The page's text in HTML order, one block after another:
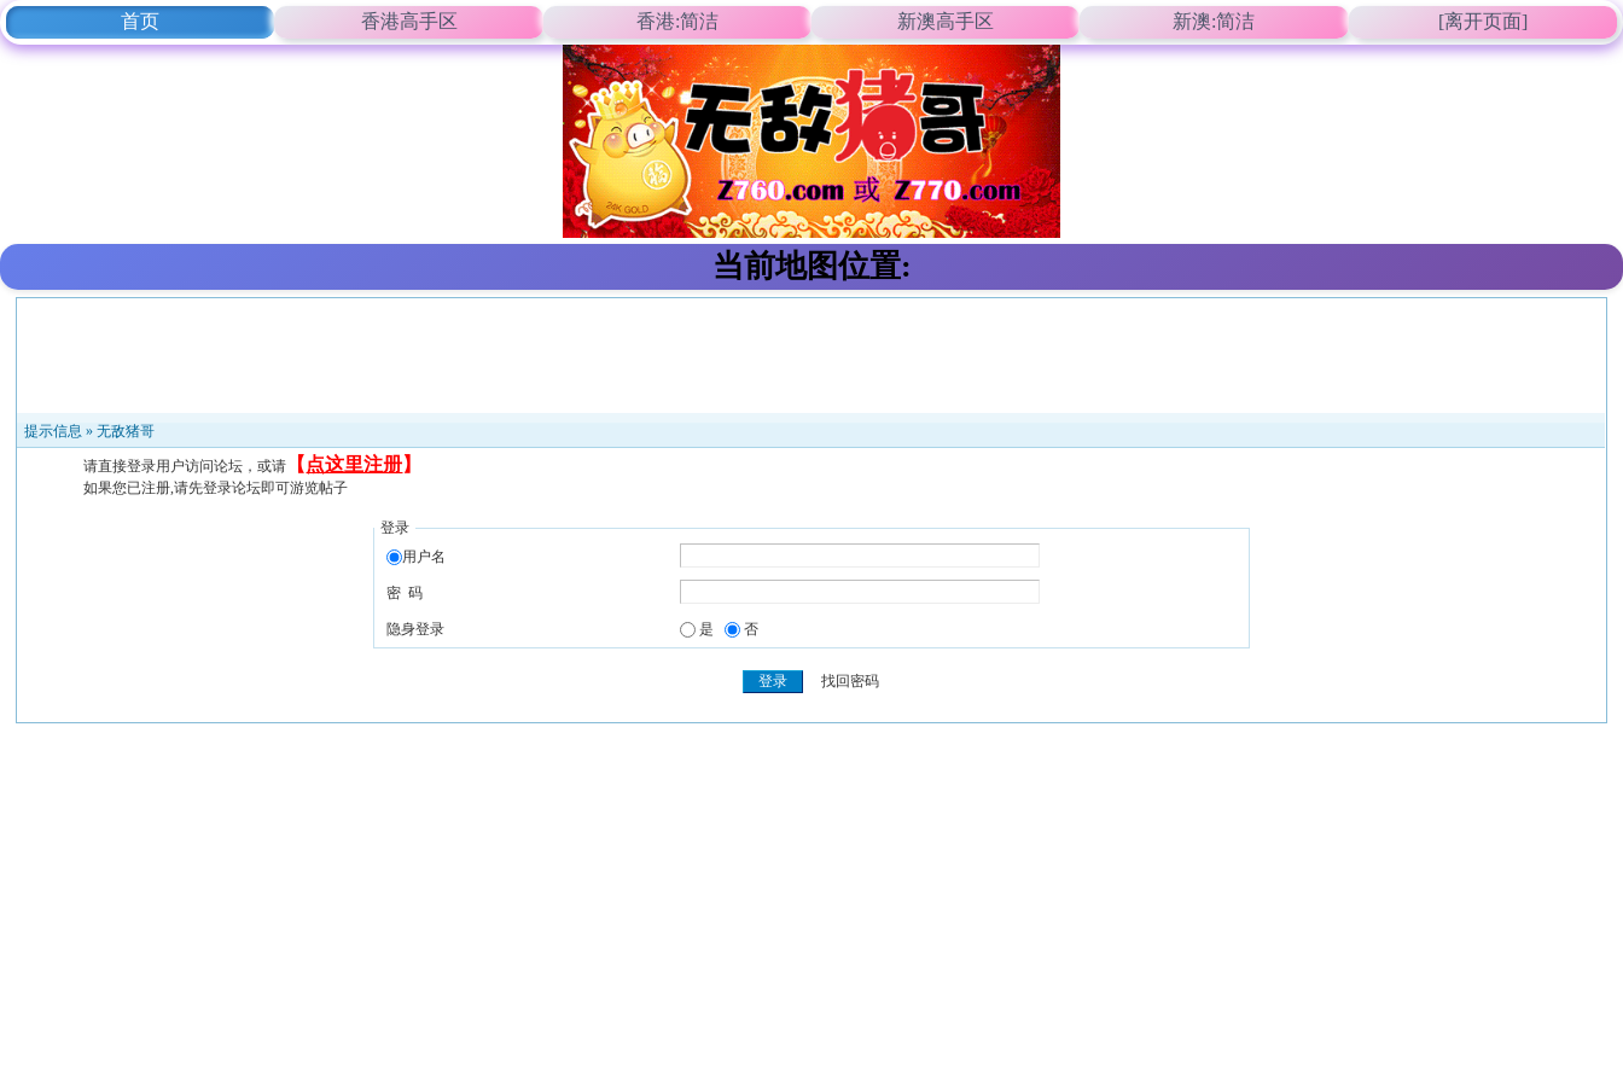
首页 香港高手区 香港:简洁 新澳高手区 新澳:简洁 [离开页面]
当前地图位置:
提示信息 »无敌猪哥
请直接登录用户访问论坛，或请 【 点这里注册】
如果您已注册,请先登录论坛即可游览帖子
登录
用户名
密 码
隐身登录 是 否
找回密码